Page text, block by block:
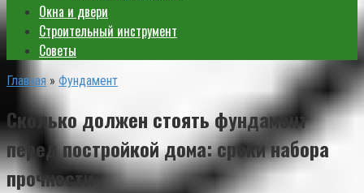
Окна и двери
Строительный инструмент
Советы
Главная » Фундамент
Сколько должен стоять фундамент
перед постройкой дома: сроки набора
прочности